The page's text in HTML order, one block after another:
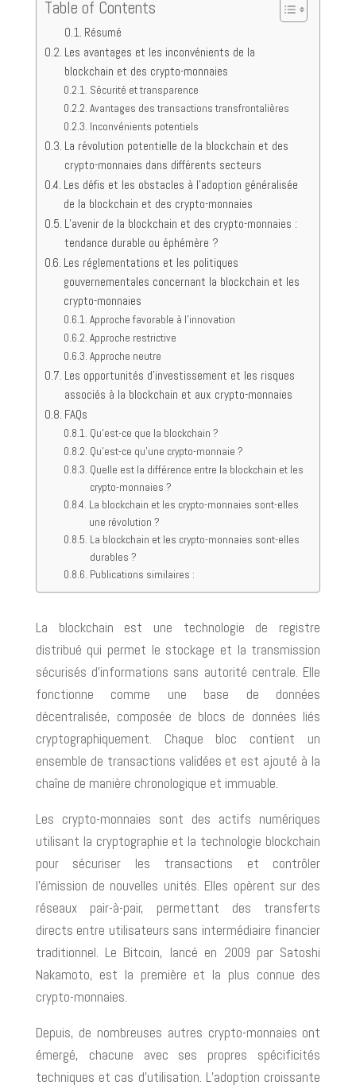
Table of Contents
Résumé
Les avantages et les inconvénients de la
blockchain et des crypto-monnaies
Sécurité et transparence
Avantages des transactions transfrontalières
Inconvénients potentiels
La révolution potentielle de la blockchain et des
crypto-monnaies dans différents secteurs
Les défis et les obstacles à l’adoption généralisée
de la blockchain et des crypto-monnaies
L’avenir de la blockchain et des crypto-monnaies :
tendance durable ou éphémère ?
Les réglementations et les politiques
gouvernementales concernant la blockchain et les
crypto-monnaies
Approche favorable à l’innovation
Approche restrictive
Approche neutre
Les opportunités d’investissement et les risques
associés à la blockchain et aux crypto-monnaies
FAQs
Qu’est-ce que la blockchain ?
Qu’est-ce qu’une crypto-monnaie ?
Quelle est la différence entre la blockchain et les
crypto-monnaies ?
La blockchain et les crypto-monnaies sont-elles
une révolution ?
La blockchain et les crypto-monnaies sont-elles
durables ?
Publications similaires :
La blockchain est une technologie de registre
distribué qui permet le stockage et la transmission
sécurisés d’informations sans autorité centrale. Elle
fonctionne comme une base de données
décentralisée, composée de blocs de données liés
cryptographiquement. Chaque bloc contient un
ensemble de transactions validées et est ajouté à la
chaîne de manière chronologique et immuable.
Les crypto-monnaies sont des actifs numériques
utilisant la cryptographie et la technologie blockchain
pour sécuriser les transactions et contrôler
l’émission de nouvelles unités. Elles opèrent sur des
réseaux pair-à-pair, permettant des transferts
directs entre utilisateurs sans intermédiaire financier
traditionnel. Le Bitcoin, lancé en 2009 par Satoshi
Nakamoto, est la première et la plus connue des
crypto-monnaies.
Depuis, de nombreuses autres crypto-monnaies ont
émergé, chacune avec ses propres spécificités
techniques et cas d’utilisation. L’adoption croissante